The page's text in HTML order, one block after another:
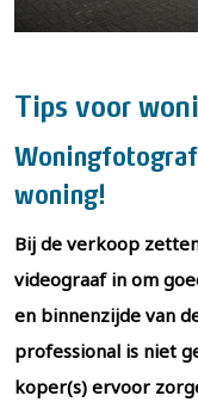
Tips voor
woning!
Bij de verkoop
videograaf in om
en binnenzijde van
professional is niet
koper(s) ervoor